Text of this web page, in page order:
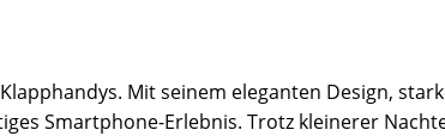
Mit seinem eleganten Design,
Smartphone-Erlebnis. Trotz kleinerer